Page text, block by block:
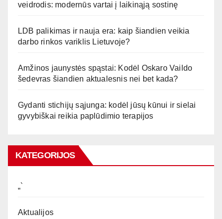
veidrodis: modernūs vartai į laikinąją sostinę
LDB palikimas ir nauja era: kaip šiandien veikia
darbo rinkos variklis Lietuvoje?
Amžinos jaunystės spąstai: Kodėl Oskaro Vaildo
šedevras šiandien aktualesnis nei bet kada?
Gydanti stichijų sąjunga: kodėl jūsų kūnui ir sielai
gyvybiškai reikia paplūdimio terapijos
KATEGORIJOS
„`
Aktualijos